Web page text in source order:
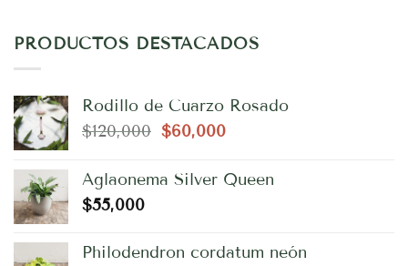
PRODUCTOS DESTACADOS
Rodillo de Cuarzo Rosado
$120,000 El
original
$60,000El
actual
es:
Aglaonema Silver Queen
$55,000
Philodendron cordatum neón